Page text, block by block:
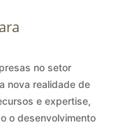
no setor
nova realidade de
e expertise,
o desenvolvimento